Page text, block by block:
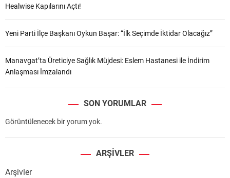
Healwise Kapılarını Açtı!
Yeni Parti İlçe Başkanı Oykun Başar: “İlk Seçimde İktidar Olacağız”
Manavgat’ta Üreticiye Sağlık Müjdesi: Eslem Hastanesi ile İndirim
Anlaşması İmzalandı
SON YORUMLAR
Görüntülenecek bir yorum yok.
ARŞIVLER
Arşivler